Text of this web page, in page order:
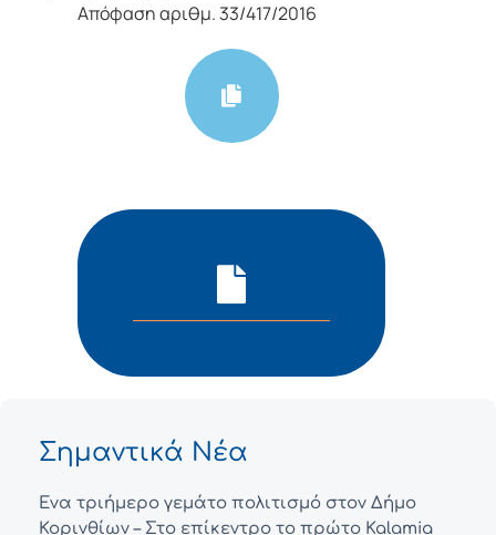
Απόφαση αριθμ. 33/417/2016
Σημαντικά Νέα
Ένα τριήμερο γεμάτο πολιτισμό στον Δήμο
Κορινθίων – Στο επίκεντρο το πρώτο Kalamia